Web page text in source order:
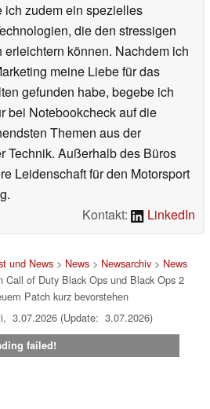
zudem ein spezielles
die den stressigen
können. Nachdem ich
meine Liebe für das
gefunden habe, begebe ich
bei Notebookcheck auf die
Themen aus der
Technik. Außerhalb des Büros
Leidenschaft für den Motorsport
Kontakt:
LinkedIn
und News> News> Newsarchiv> News
of Duty Black Ops und Black Ops 2
Patch kurz bevorstehen
3.07.2026 (Update: 3.07.2026)
failed!